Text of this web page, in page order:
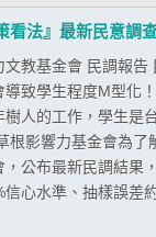
看法』最新民意調
文教基金會 民調報
導致學生程度M型化
樹人的工作，學生是
根影響力基金會為了
，公布最新民調結果
信心水準、抽樣誤差